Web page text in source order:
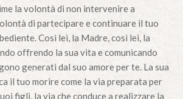
la volontà di non intervenire a
di partecipare e continuare il tuo
Così lei, la Madre, così lei, la
offrendo la sua vita e comunicando
generati dal suo amore per te. La sua
il tuo morire come la via preparata per
figli, la via che conduce a realizzare la